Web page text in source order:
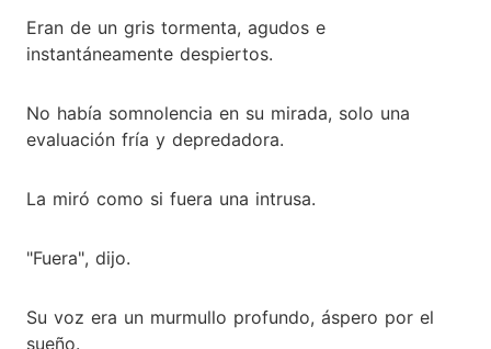
Eran de un gris tormenta, agudos e
instantáneamente despiertos.
No había somnolencia en su mirada, solo una
evaluación fría y depredadora.
La miró como si fuera una intrusa.
"Fuera", dijo.
Su voz era un murmullo profundo, áspero por el
sueño.